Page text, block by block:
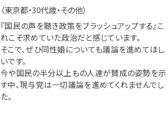
（東京都・30代歳・その他）
『国民の声を聴き政策をブラッシュアップする』こ
れこそ求めていた政治だと感じています。
そこで、ぜひ同性婚についても議論を進めてほし
いです。
今や国民の半分以上もの人達が賛成の姿勢を示
す中、現与党は一切議論を進めてくれませんでし
た。